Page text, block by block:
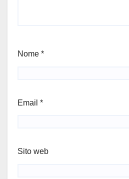
Nome *
Email *
Sito web